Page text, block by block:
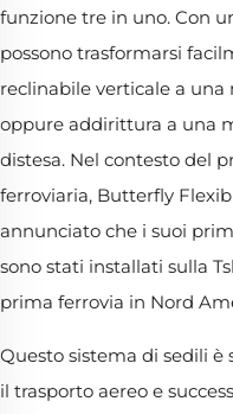
funzione tre in uno. Con
possono trasformarsi
reclinabile verticale a
oppure addirittura a una
distesa. Nel contesto del
ferroviaria, Butterfly
annunciato che i suoi
sono stati installati sulla
prima ferrovia in Nord
Questo sistema di sedili
il trasporto aereo e